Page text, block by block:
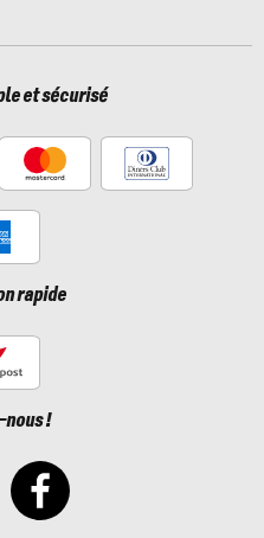
et sécurisé
rapide
!